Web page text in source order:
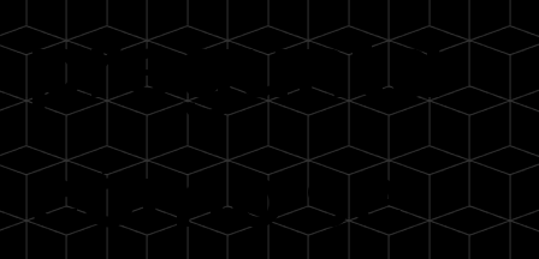
pregunta
cómo se